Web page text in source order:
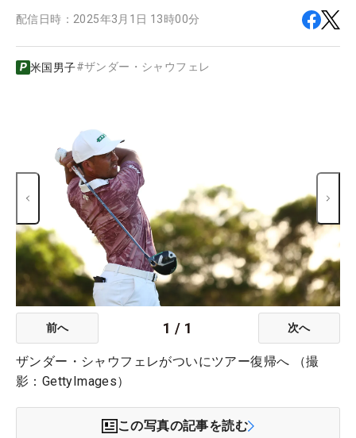
配信日時： 2025年3月1日 13時00分
米国男子#ザンダー・シャウフェレ
前へ 1 / 1 次へ
ザンダー・シャウフェレがついにツアー復帰へ （撮
影：GettyImages）
この写真の記事を読む